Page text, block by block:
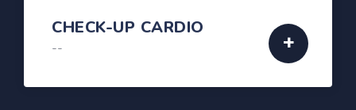
CHECK-UP CARDIO
--